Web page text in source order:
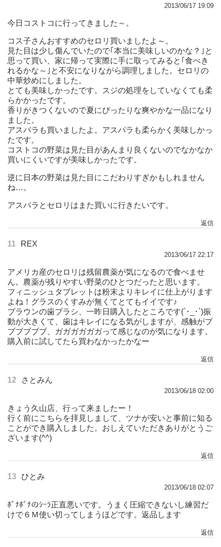
2013/06/17 19:09
今日コストコに行ってきました～。
コス子さんおすすめのセロリ買いましたよ～。
見た目は少し傷んでいたので｢本当に美味しいのかな？｣と
思って買い、家に帰って実際に手に取ってみると｢食べき
れるかな～｣と不安になりながら調理しました。セロリの
中華炒めにしました。
とても美味しかったです。スジの処理をしていなくても柔
らかかったです。
香りがきつくないので夏にぴったりな爽やかな一品になり
ました。
アスパラも買いましたよ。アスパラも柔らかく美味しかっ
たです。
コストコの野菜は見た目があんまり良くないのでなかなか
買いにくいですが美味しかったです。
逆に日本の野菜は見た目にこだわりすぎかもしれません
ね…。
アスパラとセロリはまた買いに行きたいです。
返信
11 REX
2013/06/17 22:17
アメリカ産のセロリは残留農薬が気になるので食べませ
ん。農薬が残りやすい野菜のひとつだったと思います。
フィニッシュタブレットは粉末よりキレイに仕上がります
よね！グラスのくすみが無くてとてもイイです♪
ブラウンの歯ブラシ、一昨日購入したところです(´･_･`)振
動が大きくて、歯はキレイになる気がしますが、感触がブ
ブブブブブ、ガガガガガガって感じなのが気になります。
購入前に試してたら買わなかったかなー
返信
12 さとみん
2013/06/18 02:00
きょう久山店、行って来ましたー！
行く前にこちらを拝見しまして、ツナが安いと事前に知る
ことができ購入しました。おしえていただきありがとうご
ざいます(^^)
返信
13 ひとみ
2013/06/18 02:07
ﾎﾞﾅﾎﾞﾅのｼｰﾗ正直悪いです。うまく圧縮できないし練習だ
けで６Ｍ使い切ってしまうほどです。返品します
返信